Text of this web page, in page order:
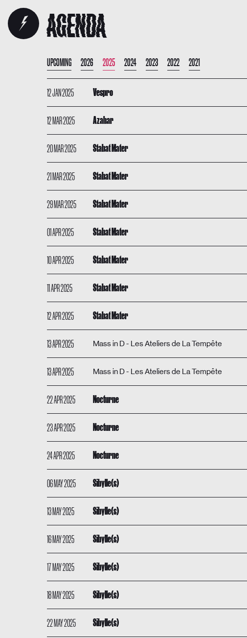
AGENDA
UPCOMING 2026 2025 2024 2023 2022 2021
12 JAN 2025 Vespro
12 MAR 2025 Azahar
20 MAR 2025 Stabat Mater
21 MAR 2025 Stabat Mater
29 MAR 2025 Stabat Mater
01 APR 2025 Stabat Mater
10 APR 2025 Stabat Mater
11 APR 2025 Stabat Mater
12 APR 2025 Stabat Mater
13 APR 2025 Mass in D - Les Ateliers de La Tempête
13 APR 2025 Mass in D - Les Ateliers de La Tempête
22 APR 2025 Nocturne
23 APR 2025 Nocturne
24 APR 2025 Nocturne
06 MAY 2025 Sibylle(s)
13 MAY 2025 Sibylle(s)
16 MAY 2025 Sibylle(s)
17 MAY 2025 Sibylle(s)
18 MAY 2025 Sibylle(s)
22 MAY 2025 Sibylle(s)